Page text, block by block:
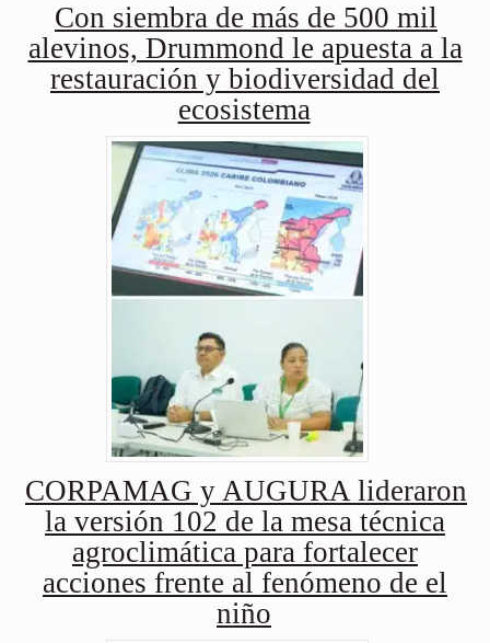
Con siembra de más de 500 mil
alevinos, Drummond le apuesta a la
restauración y biodiversidad del
ecosistema
CORPAMAG y AUGURA lideraron
la versión 102 de la mesa técnica
agroclimática para fortalecer
acciones frente al fenómeno de el
niño